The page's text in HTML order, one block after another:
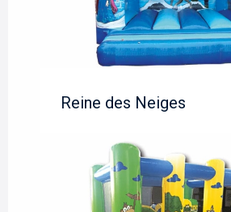
Reine des Neiges